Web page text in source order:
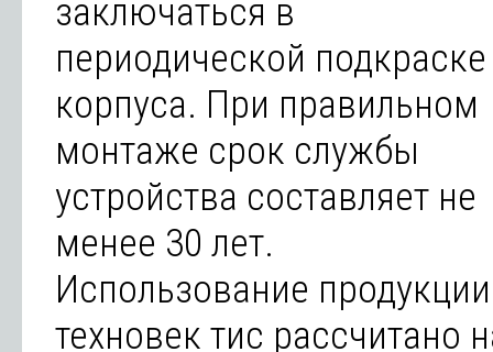
заключаться в
периодической подкраске
корпуса. При правильном
монтаже срок службы
устройства составляет не
менее 30 лет.
Использование продукции
техновек тис рассчитано